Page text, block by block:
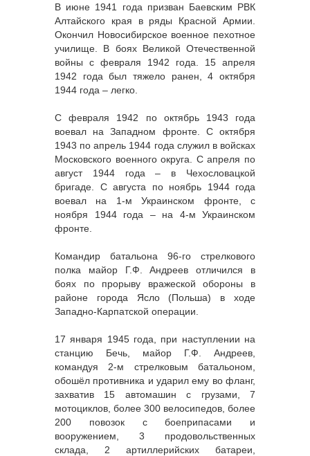
В июне 1941 года призван Баевским РВК
Алтайского края в ряды Красной Армии.
Окончил Новосибирское военное пехотное
училище. В боях Великой Отечественной
войны с февраля 1942 года. 15 апреля
1942 года был тяжело ранен, 4 октября
1944 года – легко.
С февраля 1942 по октябрь 1943 года
воевал на Западном фронте. С октября
1943 по апрель 1944 года служил в войсках
Московского военного округа. С апреля по
август 1944 года – в Чехословацкой
бригаде. С августа по ноябрь 1944 года
воевал на 1-м Украинском фронте, с
ноября 1944 года – на 4-м Украинском
фронте.
Командир батальона 96-го стрелкового
полка майор Г.Ф. Андреев отличился в
боях по прорыву вражеской обороны в
районе города Ясло (Польша) в ходе
Западно-Карпатской операции.
17 января 1945 года, при наступлении на
станцию Бечь, майор Г.Ф. Андреев,
командуя 2-м стрелковым батальоном,
обошёл противника и ударил ему во фланг,
захватив 15 автомашин с грузами, 7
мотоциклов, более 300 велосипедов, более
200 повозок с боеприпасами и
вооружением, 3 продовольственных
склада, 2 артиллерийских батареи,